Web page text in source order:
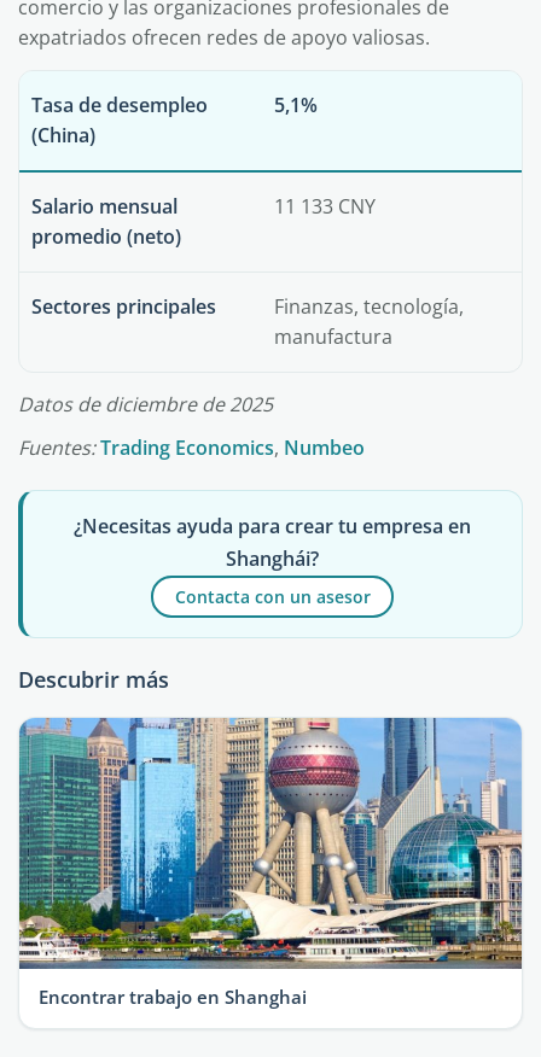
comercio y las organizaciones profesionales de
expatriados ofrecen redes de apoyo valiosas.
Tasa de desempleo
(China)
5,1%
Salario mensual
promedio (neto)
11 133 CNY
Sectores principales
Finanzas, tecnología,
manufactura
Datos de diciembre de 2025
Fuentes:Trading Economics, Numbeo
¿Necesitas ayuda para crear tu empresa en
Shanghái?
Contacta con un asesor
Descubrir más
Encontrar trabajo en Shanghai